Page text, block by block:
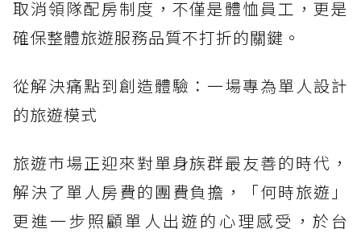
取消領隊配房制度，不僅是體恤員工，更是
確保整體旅遊服務品質不打折的關鍵。
從解決痛點到創造體驗：一場專為單人設計
的旅遊模式
旅遊市場正迎來對單身族群最友善的時代，
解決了單人房費的團費負擔，「何時旅遊」
更進一步照顧單人出遊的心理感受，於台